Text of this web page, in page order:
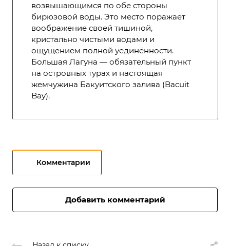
возвышающимся по обе стороны
бирюзовой воды. Это место поражает
воображение своей тишиной,
кристально чистыми водами и
ощущением полной уединённости.
Большая Лагуна — обязательный пункт
на островных турах и настоящая
жемчужина Бакуитского залива (Bacuit
Bay).
Комментарии
Добавить комментарий